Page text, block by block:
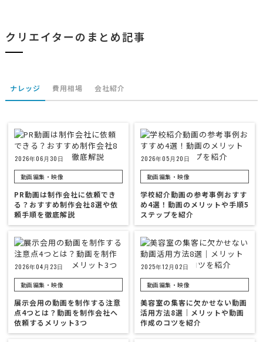
クリエイターのまとめ記事
ナレッジ 費用相場 会社紹介
2026年06月30日
動画編集・映像
PR動画は制作会社に依頼でき
る？おすすめ制作会社8選や依
頼手順を徹底解説
2026年05月20日
動画編集・映像
学校紹介動画の参考事例おすす
め4選！動画のメリットや手順5
ステップを紹介
2026年04月23日
動画編集・映像
展示会用の動画を制作する注意
点4つとは？動画を制作会社へ
依頼するメリット3つ
2025年12月02日
動画編集・映像
美容室の集客に欠かせない動画
活用方法8選｜メリットや動画
作成のコツを紹介